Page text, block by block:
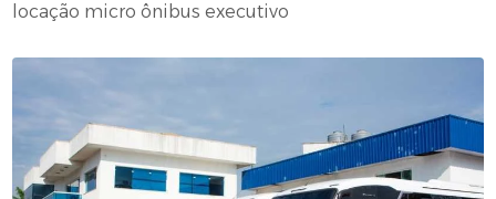
locação micro ônibus executivo